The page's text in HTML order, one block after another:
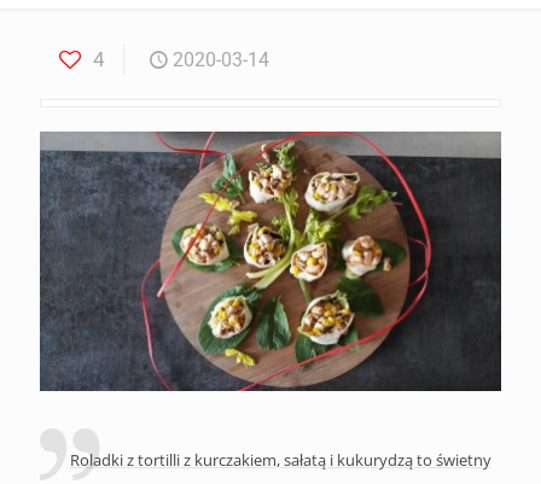
4 2020-03-14
Roladki z tortilli z kurczakiem, sałatą i kukurydzą to świetny